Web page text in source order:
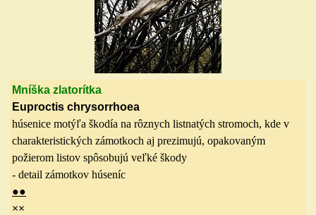
Mníška zlatorítka
Euproctis chrysorrhoea
húsenice motýľa škodía na rôznych listnatých stromoch, kde v
charakteristických zámotkoch aj prezimujú, opakovaným
požierom listov spôsobujú veľké škody
- detail zámotkov húseníc
●●
××